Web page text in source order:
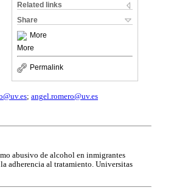
Related links
Share
More
More
Permalink
; angel.romero@uv.es
abusivo de alcohol en inmigrantes
adherencia al tratamiento. Universitas